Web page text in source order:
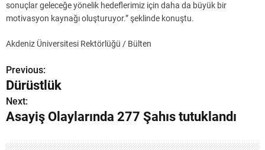
sonuçlar geleceğe yönelik hedeflerimiz için daha da büyük bir
motivasyon kaynağı oluşturuyor.” şeklinde konuştu.
Akdeniz Üniversitesi Rektörlüğü / Bülten
Y
a
z
ı
Previous:
Dürüstlük
Next:
Asayiş Olaylarında 277 Şahıs tutuklandı